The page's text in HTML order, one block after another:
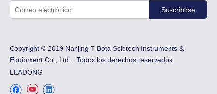
Suscribirse
Copyright © 2019 Nanjing T-Bota Scietech Instruments &
Equipment Co., Ltd .. Todos los derechos reservados.
LEADONG